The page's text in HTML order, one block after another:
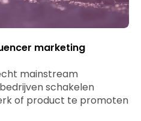
marketing
mainstream
schakelen
of product te promoten